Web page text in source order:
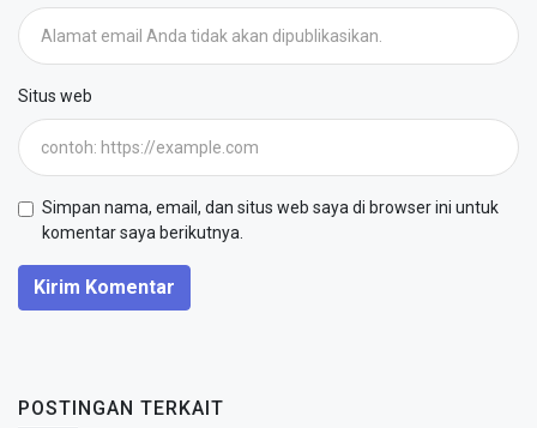
Situs web
Simpan nama, email, dan situs web saya di browser ini untuk
komentar saya berikutnya.
Kirim Komentar
POSTINGAN TERKAIT